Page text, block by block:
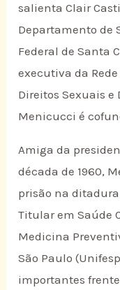
salienta Clair
Departamento de
Federal de Santa
executiva da
Direitos Sexuais e
Menicucci é
Amiga da
década de 1960,
prisão na
Titular em Saúde
Medicina
São Paulo
importantes